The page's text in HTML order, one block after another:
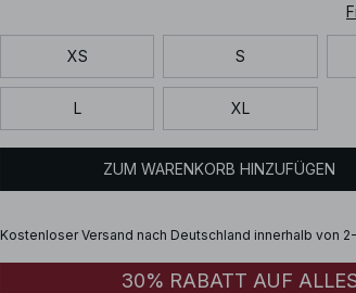
XS S
L XL
ZUM WARENKORB HINZUFÜGEN
Kostenloser Versand nach Deutschland innerhalb von
30% RABATT AUF